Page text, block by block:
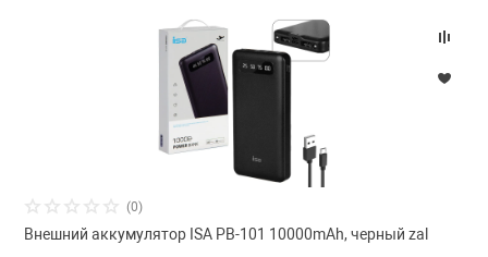
(0)
Внешний аккумулятор ISA PB-101 10000mAh, черный zal